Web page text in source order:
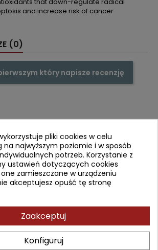
that down-regulate radical
and increase risk of cancer
(0)
który napisze recenzję
razem
favorite_border
pliki cookies w celu
na najwyższym poziomie i w sposób
potrzeb. Korzystanie z
ustawień dotyczących cookies
zamieszczane w urządzeniu
akceptujesz opuść tę stronę
Zaakceptuj
Konfiguruj